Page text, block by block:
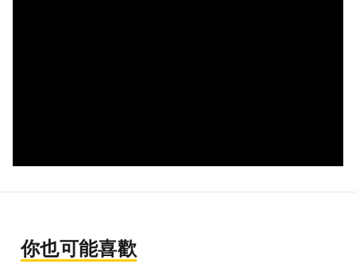
你也可能喜歡